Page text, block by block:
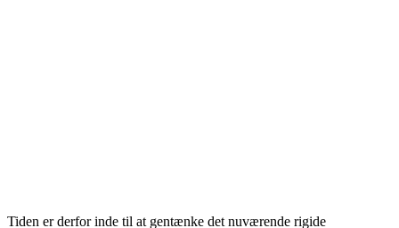
Tiden er derfor inde til at gentænke det nuværende rigide